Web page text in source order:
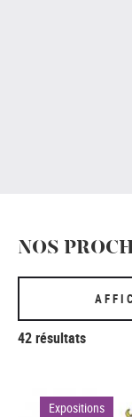
NOS
42 résultats
Expositions